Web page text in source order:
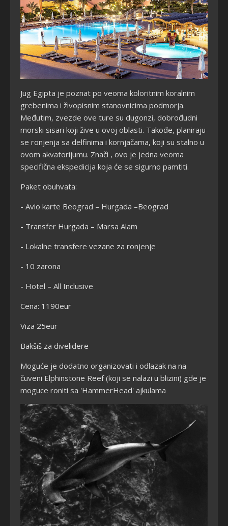
Jug Egipta je poznat po veoma koloritnim koralnim
grebenima i živopisnim stanovnicima podmorja.
Međutim, zvezde ove ture su dugonzi, dobrođudni
morski sisari koji žive u ovoj oblasti. Takođe, planiraju
se ronjenja sa delfinima i kornjačama, koji su stalno u
ovom akvatorijumu. Znači , ovo je jedna veoma
specifična ekspedicija koja će se sigurno pamtiti.
Paket obuhvata:
- Avio karte Beograd – Hurgada –Beograd
- Transfer Hurgada – Marsa Alam
- Lokalne transfere vezane za ronjenje
- 10 zarona
- Hotel – All Inclusive
Cena: 1190eur
Viza 25eur
Bakšiš za divelidere
Moguće je dodatno organizovati i odlazak na na
čuveni Elphinstone Reef (koji se nalazi u blizini) gde je
moguce roniti sa 'HammerHead' ajkulama